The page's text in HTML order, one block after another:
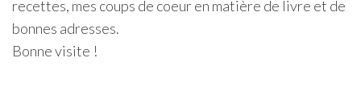
recettes, mes coups de coeur en matière de livre et de
bonnes adresses.
Bonne visite !